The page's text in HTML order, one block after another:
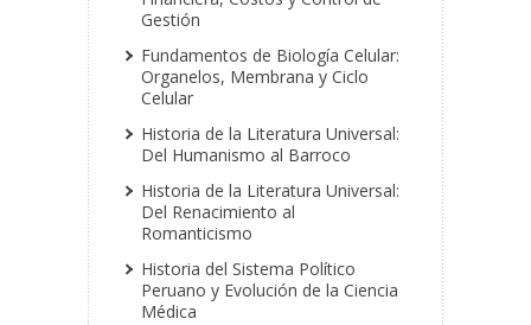
Gestión
Fundamentos de Biología Celular:
Organelos, Membrana y Ciclo
Celular
Historia de la Literatura Universal:
Del Humanismo al Barroco
Historia de la Literatura Universal:
Del Renacimiento al
Romanticismo
Historia del Sistema Político
Peruano y Evolución de la Ciencia
Médica